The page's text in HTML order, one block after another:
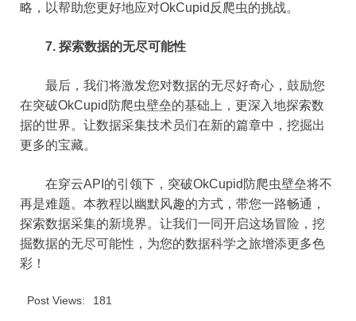
略，以帮助您更好地应对OkCupid反爬虫的挑战。
7. 探索数据的无尽可能性
最后，我们将激发您对数据的无尽好奇心，鼓励您
在突破OkCupid防爬虫壁垒的基础上，更深入地探索数
据的世界。让数据采集技术员们在新的篇章中，挖掘出
更多的宝藏。
在穿云API的引领下，突破OkCupid防爬虫壁垒将不
再是难题。本教程以幽默风趣的方式，带您一路畅通，
探索数据采集的新境界。让我们一同开启这场冒险，挖
掘数据的无尽可能性，为您的数据科学之旅增添更多色
彩！
Post Views: 181